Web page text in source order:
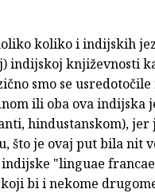
koliko i indijskih
indijskoj književnosti
smo se usredotočile
ili oba ova indijska
hindustanskom), jer
što je ovaj put bila nit
"linguae
bi i nekome